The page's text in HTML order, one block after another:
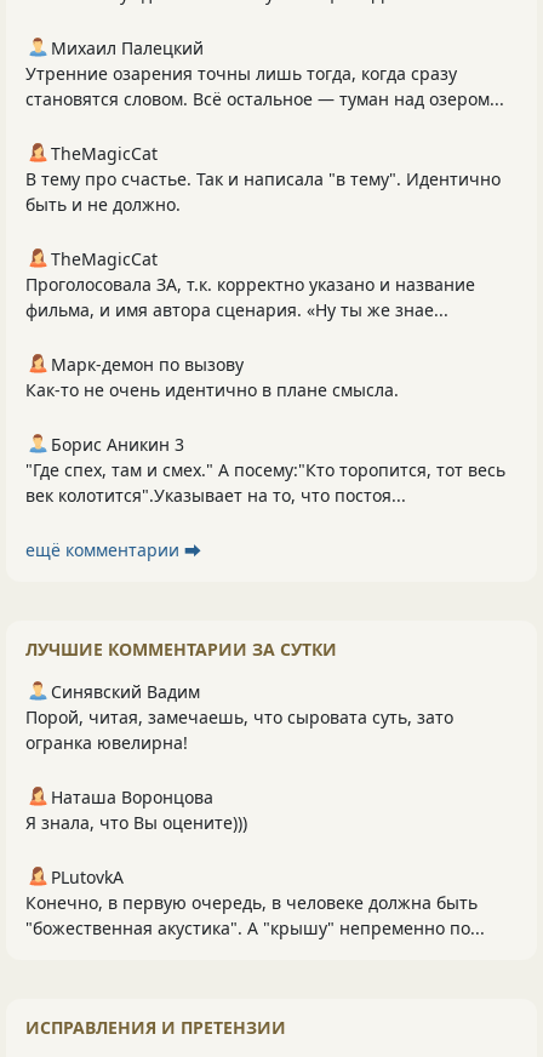
Михаил Палецкий
Утренние озарения точны лишь тогда, когда сразу
становятся словом. Всё остальное — туман над озером...
TheMagicCat
В тему про счастье. Так и написала "в тему". Идентично
быть и не должно.
TheMagicCat
Проголосовала ЗА, т.к. корректно указано и название
фильма, и имя автора сценария. «Ну ты же знае...
Марк-демон по вызову
Как-то не очень идентично в плане смысла.
Борис Аникин 3
"Где спех, там и смех." А посему:"Кто торопится, тот весь
век колотится".Указывает на то, что постоя...
ещё комментарии ⮕
ЛУЧШИЕ КОММЕНТАРИИ ЗА СУТКИ
Синявский Вадим
Порой, читая, замечаешь, что сыровата суть, зато
огранка ювелирна!
Наташа Воронцова
Я знала, что Вы оцените)))
PLutоvkА
Конечно, в первую очередь, в человеке должна быть
"божественная акустика". А "крышу" непременно по...
ИСПРАВЛЕНИЯ И ПРЕТЕНЗИИ